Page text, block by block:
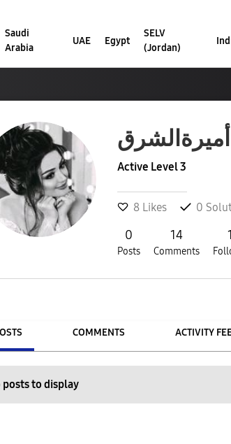
Saudi
Arabia
UAE Egypt
SELV
(Jordan)
أميرةالشرق
Active Level 3
8 Likes 0
0
Posts
14
Comments
COMMENTS ACTIVITY
posts to display